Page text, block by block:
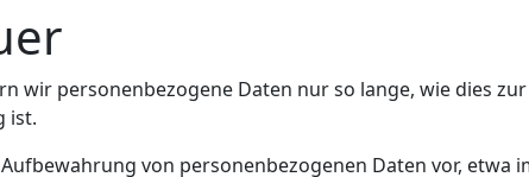
wir personenbezogene Daten nur so lange, wie dies zur
ist.
von personenbezogenen Daten vor, etwa